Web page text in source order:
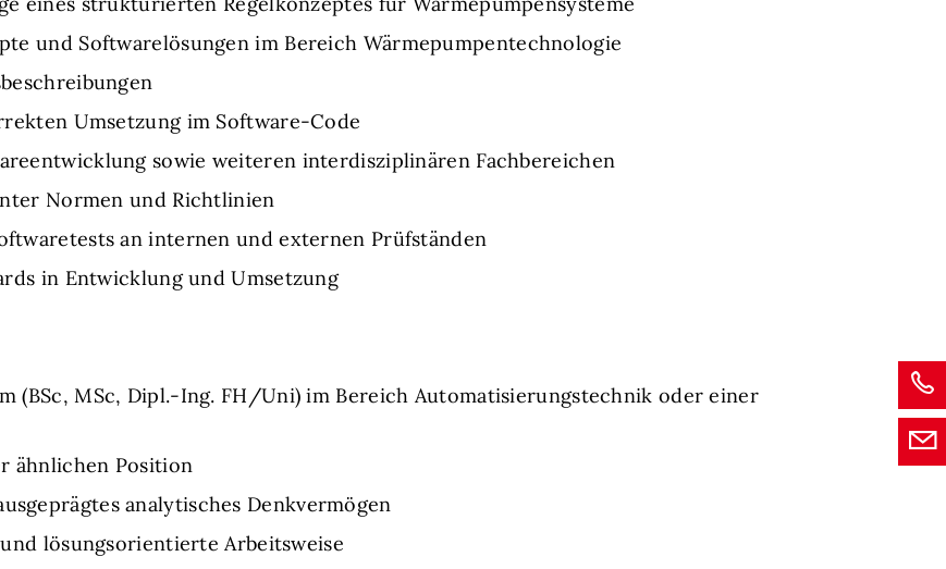
und Softwarelösungen im Bereich Wärmepumpentechnologie
Umsetzung im Software-Code
sowie weiteren interdisziplinären Fachbereichen
Normen und Richtlinien
an internen und externen Prüfständen
in Entwicklung und Umsetzung
(BSc, MSc, Dipl.-Ing. FH/Uni) im Bereich Automatisierungstechnik oder einer
ähnlichen Position
analytisches Denkvermögen
lösungsorientierte Arbeitsweise